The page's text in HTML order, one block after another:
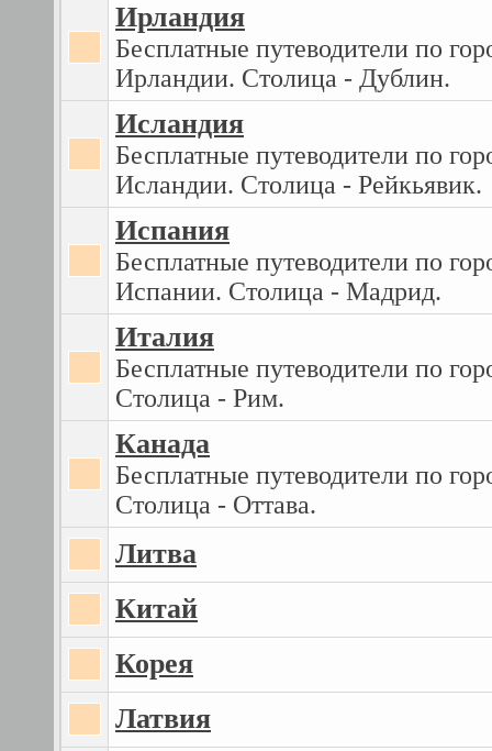
Ирландия
Бесплатные путеводители по
Ирландии. Столица - Дублин.
Исландия
Бесплатные путеводители по
Исландии. Столица - Рейкьявик.
Испания
Бесплатные путеводители по
Испании. Столица - Мадрид.
Италия
Бесплатные путеводители по
Столица - Рим.
Канада
Бесплатные путеводители по
Столица - Оттава.
Литва
Китай
Корея
Латвия